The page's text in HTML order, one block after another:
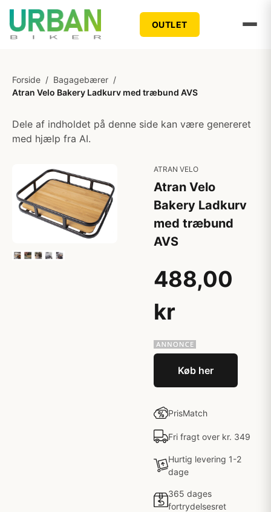
OUTLET
Forside / Bagagebærer /
Atran Velo Bakery Ladkurv med træbund AVS
Dele af indholdet på denne side kan være genereret
med hjælp fra AI.
ATRAN VELO
Atran Velo
Bakery Ladkurv
med træbund
AVS
488,00
kr
Køb her
PrisMatch
Fri fragt over kr. 349
Hurtig levering 1-2
dage
365 dages
fortrydelsesret